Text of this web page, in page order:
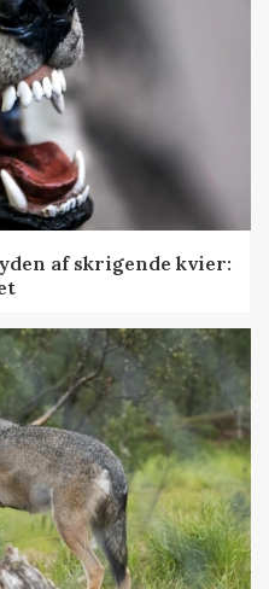
af skrigende kvier: